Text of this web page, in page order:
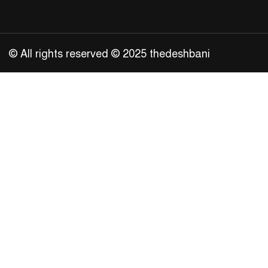
© All rights reserved © 2025 thedeshbani